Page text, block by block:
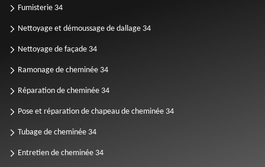
Fumisterie 34
Nettoyage et démoussage de dallage 34
Nettoyage de façade 34
Ramonage de cheminée 34
Réparation de cheminée 34
Pose et réparation de chapeau de cheminée 34
Tubage de cheminée 34
Entretien de cheminée 34